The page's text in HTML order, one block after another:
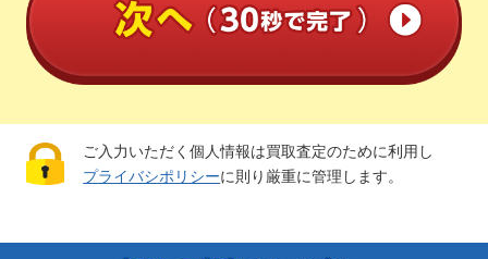
ご入力いただく個人情報は買取査定のために利用し
プライバシポリシーに則り厳重に管理します。